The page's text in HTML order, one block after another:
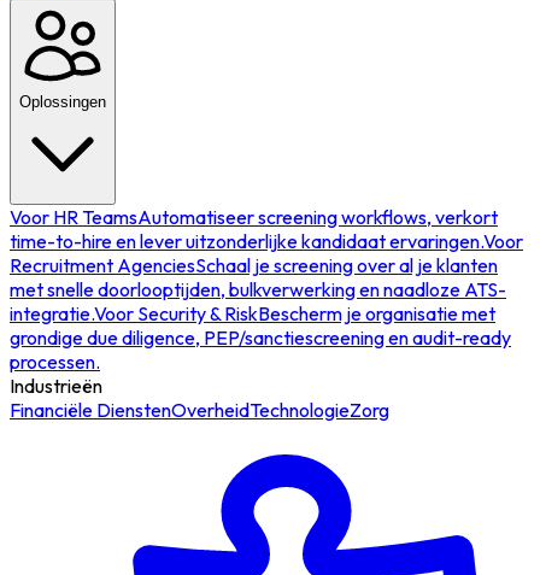
Oplossingen
Voor HR TeamsAutomatiseer screening workflows, verkort
time-to-hire en lever uitzonderlijke kandidaat ervaringen.Voor
Recruitment AgenciesSchaal je screening over al je klanten
met snelle doorlooptijden, bulkverwerking en naadloze ATS-
integratie.Voor Security & RiskBescherm je organisatie met
grondige due diligence, PEP/sanctiescreening en audit-ready
processen.
Industrieën
Financiële DienstenOverheidTechnologieZorg